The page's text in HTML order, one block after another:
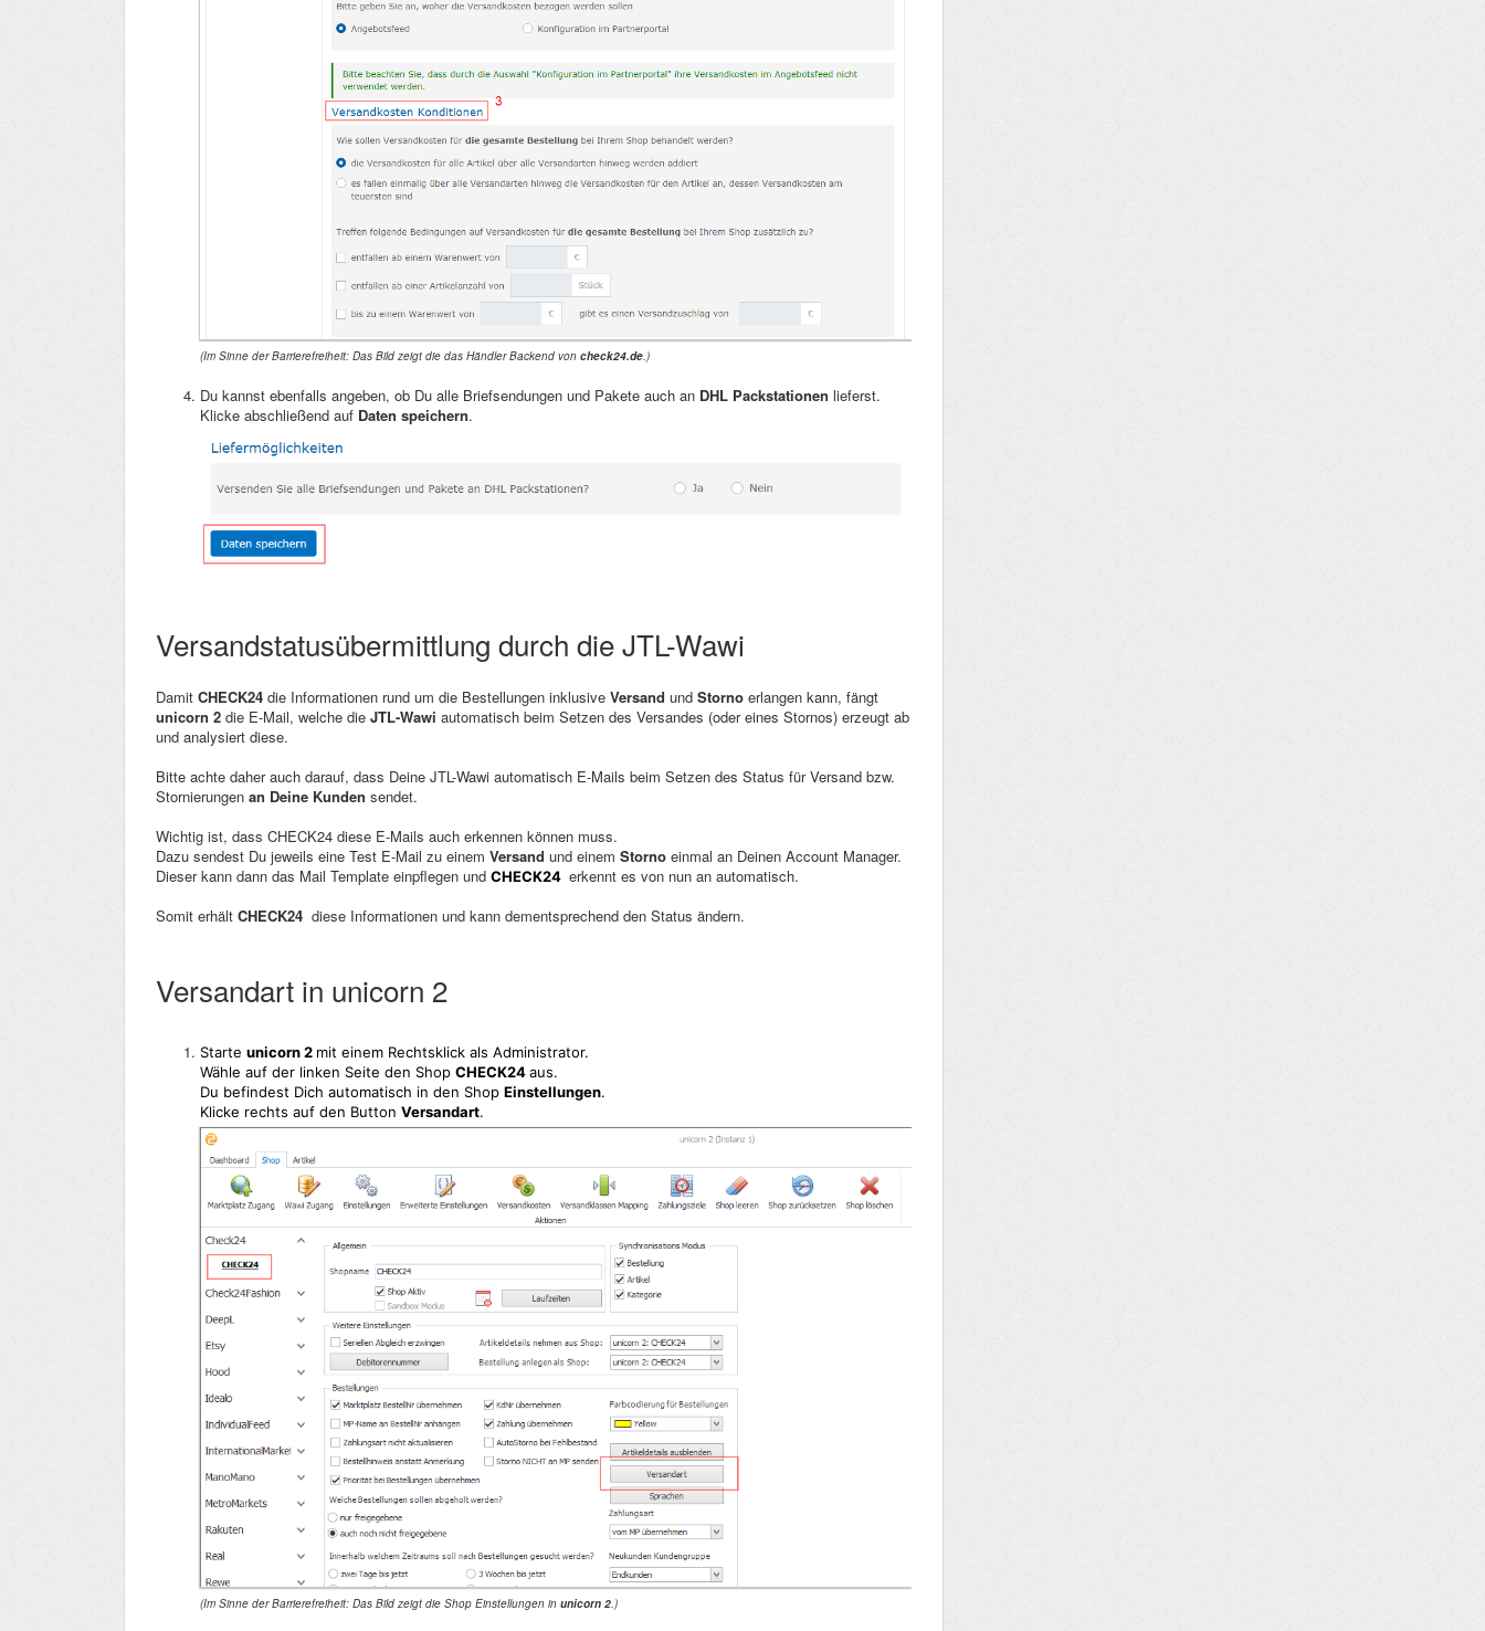
(Im Sinne der Barrierefreiheit: Das Bild zeigt die das Händler Backend von check24.de.)
Du kannst ebenfalls angeben, ob Du alle Briefsendungen und Pakete auch an DHL Packstationen lieferst.
Klicke abschließend auf Daten speichern.
Versandstatusübermittlung durch die JTL-Wawi
Damit CHECK24 die Informationen rund um die Bestellungen inklusive Versand und Storno erlangen kann, fängt
unicorn 2 die E-Mail, welche die JTL-Wawi automatisch beim Setzen des Versandes (oder eines Stornos) erzeugt ab
und analysiert diese.
Bitte achte daher auch darauf, dass Deine JTL-Wawi automatisch E-Mails beim Setzen des Status für Versand bzw.
Stornierungen an Deine Kunden sendet.
Wichtig ist, dass CHECK24 diese E-Mails auch erkennen können muss.
Dazu sendest Du jeweils eine Test E-Mail zu einem Versand und einem Storno einmal an Deinen Account Manager.
Dieser kann dann das Mail Template einpflegen und CHECK24 erkennt es von nun an automatisch.
Somit erhält CHECK24 diese Informationen und kann dementsprechend den Status ändern.
Versandart in unicorn 2
Starte unicorn 2 mit einem Rechtsklick als Administrator.
Wähle auf der linken Seite den Shop CHECK24aus.
Du befindest Dich automatisch in den Shop Einstellungen.
Klicke rechts auf den Button Versandart.
(Im Sinne der Barrierefreiheit: Das Bild zeigt die Shop Einstellungen in unicorn 2.)